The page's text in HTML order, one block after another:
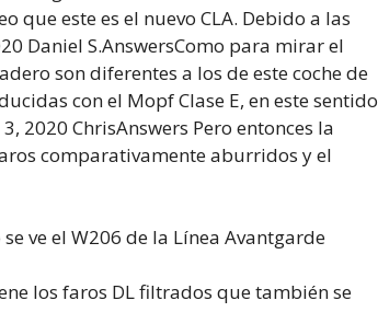
que este es el nuevo CLA. Debido a las
Daniel S.AnswersComo para mirar el
son diferentes a los de este coche de
con el Mopf Clase E, en este sentido
2020 ChrisAnswers Pero entonces la
comparativamente aburridos y el
ve el W206 de la Línea Avantgarde
los faros DL filtrados que también se